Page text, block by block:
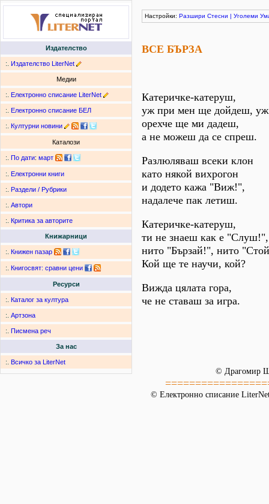
Издателство
:. Издателство LiterNet
Медии
:. Електронно списание LiterNet
:. Електронно списание БЕЛ
:. Културни новини
Каталози
:. По дати: март
:. Електронни книги
:. Раздели / Рубрики
:. Автори
:. Критика за авторите
Книжарници
:. Книжен пазар
:. Книгосвят: сравни цени
Ресурси
:. Каталог за култура
:. Артзона
:. Писмена реч
За нас
:. Всичко за LiterNet
Настройки: Разшири Стесни | Уголеми
ВСЕ БЪРЗА
Катеричке-катеруш,
уж при мен ще дойдеш, уж
орехче ще ми дадеш,
а не можеш да се спреш.
Разлюляваш всеки клон
като някой вихрогон
и додето кажа "Виж!",
надалече пак летиш.
Катеричке-катеруш,
ти не знаеш как е "Слуш!",
нито "Бързай!", нито
Кой ще те научи, кой?
Вижда цялата гора,
че не ставаш за игра.
© Драгомир
© Електронно списание